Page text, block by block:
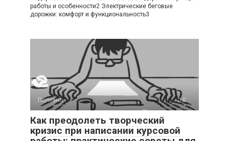
работы и особенности2 Электрические беговые
дорожки: комфорт и функциональность3
Полезно 0
Как преодолеть творческий
кризис при написании курсовой